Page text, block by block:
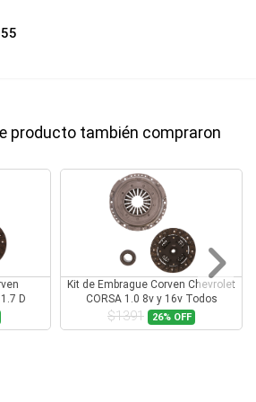
producto también compraron
D
Kit de Embrague Corven Chevrolet
CORSA 1.0 8v y 16v Todos
$1391 26% OFF